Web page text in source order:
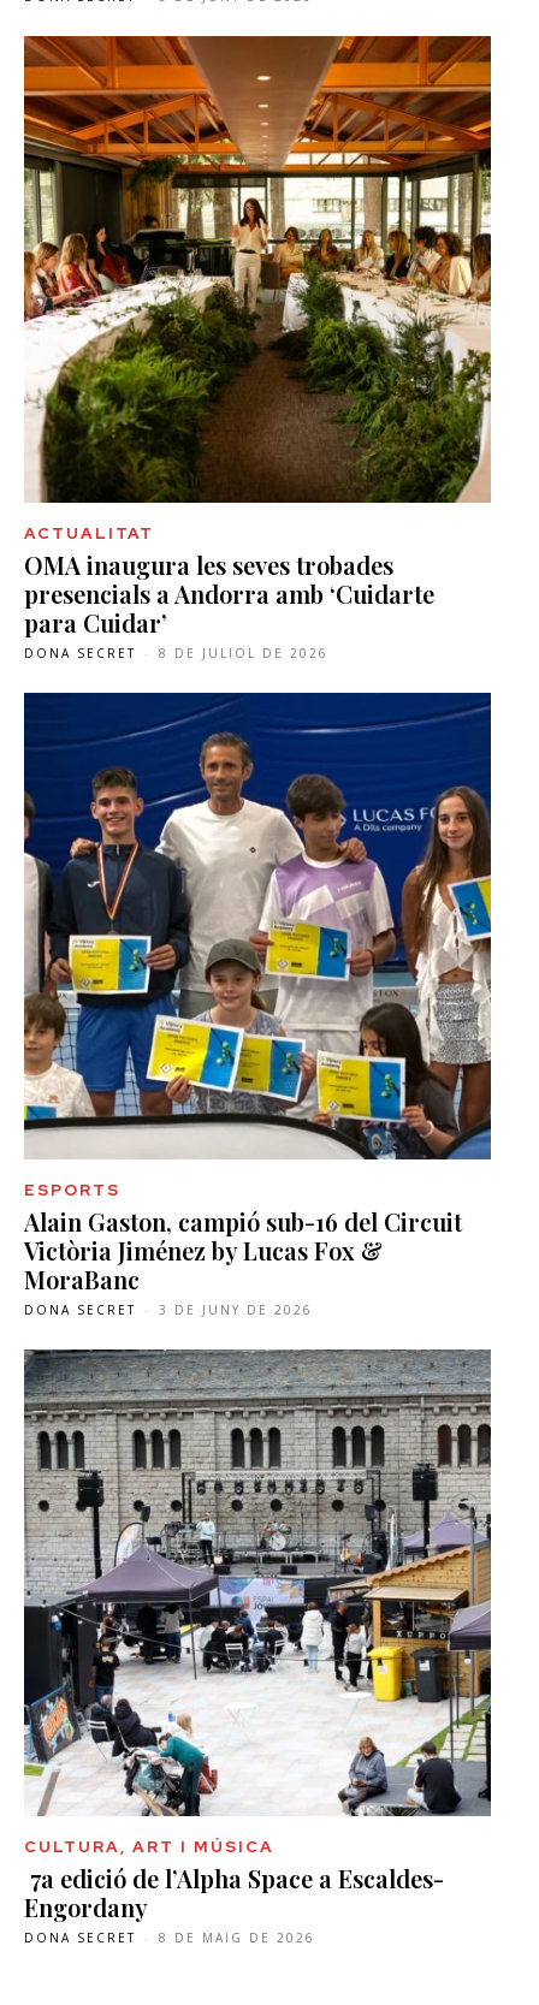
ACTUALITAT
OMA inaugura les seves trobades
presencials a Andorra amb ‘Cuidarte
para Cuidar’
DONA SECRET - 8 DE JULIOL DE 2026
ESPORTS
Alain Gaston, campió sub-16 del Circuit
Victòria Jiménez by Lucas Fox &
MoraBanc
DONA SECRET - 3 DE JUNY DE 2026
CULTURA, ART I MÚSICA
7a edició de l’Alpha Space a Escaldes-
Engordany
DONA SECRET - 8 DE MAIG DE 2026